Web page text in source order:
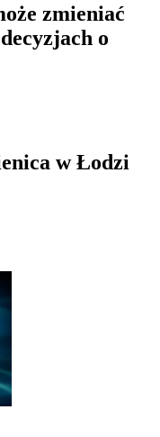
zmieniać
o
w Łodzi